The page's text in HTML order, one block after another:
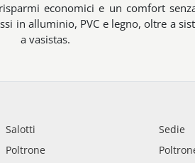
economici e un comfort
in alluminio, PVC e legno, oltre a
a vasistas.
Salotti
Poltrone
Sedie